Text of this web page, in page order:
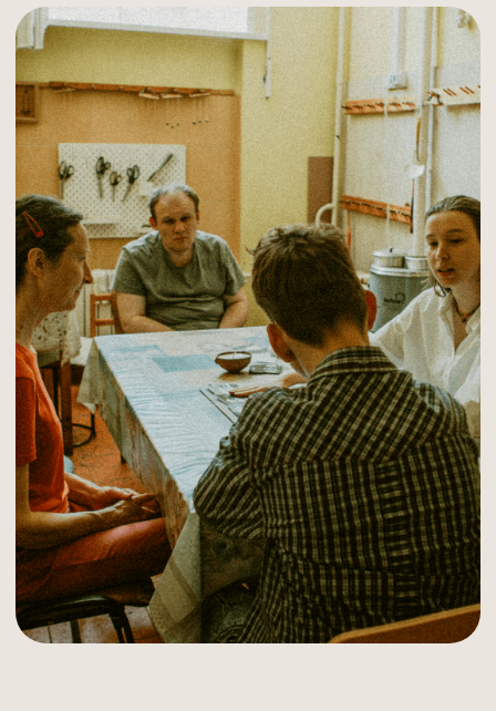
Подпишитесь на рассылку
и бесплатно получите 5 гайдов
О ТУРМАЛИНЕ
Контакты
Реквизиты
Партнеры
Отчеты
Отзывы
Скачайте простые пошаговые инструкции
и попробуйте сделать руками то,
что каждый день делают наши мастера
Команда
О нас
turmaline.nko@gmail.com
Я согласен(а) наобработку персональных данных
Я согласен(а) на
получение рассылки
Подписаться